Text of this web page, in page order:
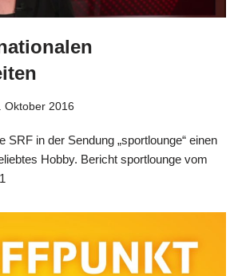
Oktober 2016
SRF in der Sendung „sportlounge“ einen
Hobby. Bericht sportlounge vom